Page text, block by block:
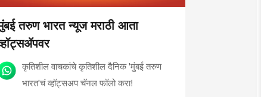
तरुण भारत न्यूज मराठी आता
कृतिशील वाचकांचे कृतिशील दैनिक 'मुंबई तरुण
भारत'चं व्हॉट्सअप चॅनल फॉलो करा!